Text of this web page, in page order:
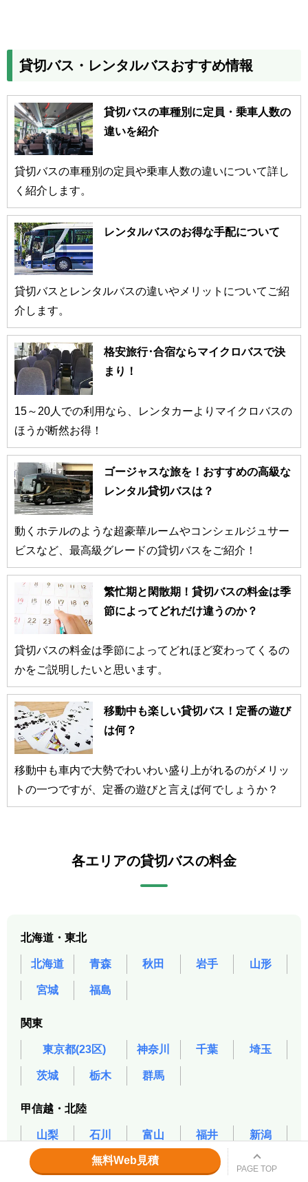
貸切バス・レンタルバスおすすめ情報
貸切バスの車種別に定員・乗車人数の
違いを紹介
貸切バスの車種別の定員や乗車人数の違いについて詳し
く紹介します。
レンタルバスのお得な手配について
貸切バスとレンタルバスの違いやメリットについてご紹
介します。
格安旅行･合宿ならマイクロバスで決
まり！
15～20人での利用なら、レンタカーよりマイクロバスの
ほうが断然お得！
ゴージャスな旅を！おすすめの高級な
レンタル貸切バスは？
動くホテルのような超豪華ルームやコンシェルジュサー
ビスなど、最高級グレードの貸切バスをご紹介！
繁忙期と閑散期！貸切バスの料金は季
節によってどれだけ違うのか？
貸切バスの料金は季節によってどれほど変わってくるの
かをご説明したいと思います。
移動中も楽しい貸切バス！定番の遊び
は何？
移動中も車内で大勢でわいわい盛り上がれるのがメリッ
トの一つですが、定番の遊びと言えば何でしょうか？
各エリアの貸切バスの料金
北海道・東北
北海道 青森 秋田 岩手 山形
宮城 福島
関東
東京都(23区) 神奈川 千葉 埼玉
茨城 栃木 群馬
甲信越・北陸
山梨 石川 富山 福井 新潟
無料Web見積
PAGE TOP